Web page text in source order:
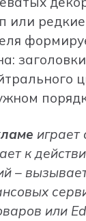
или
к
–
или